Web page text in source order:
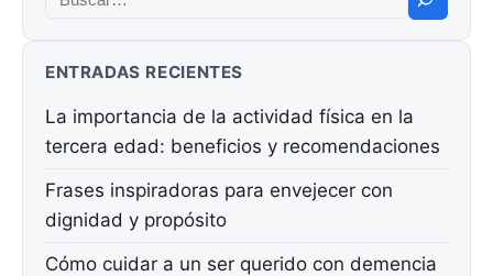
Buscar:
ENTRADAS RECIENTES
La importancia de la actividad física en la
tercera edad: beneficios y recomendaciones
Frases inspiradoras para envejecer con
dignidad y propósito
Cómo cuidar a un ser querido con demencia